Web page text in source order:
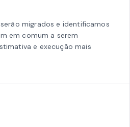
migrados e identificamos
em comum a serem
e execução mais